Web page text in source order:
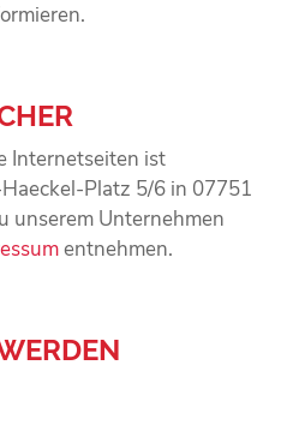
Internetseiten ist
Platz 5/6 in 07751
unserem Unternehmen
entnehmen.